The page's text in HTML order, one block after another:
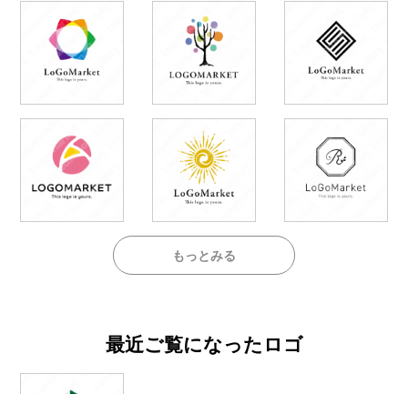
もっとみる
最近ご覧になったロゴ